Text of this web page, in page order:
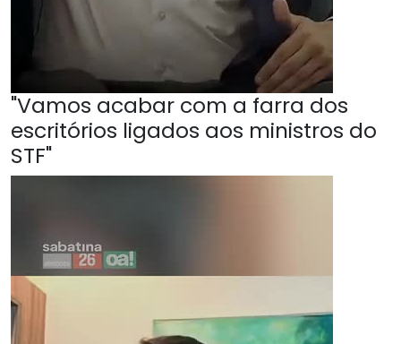
"Vamos acabar com a farra dos
escritórios ligados aos ministros do
STF"